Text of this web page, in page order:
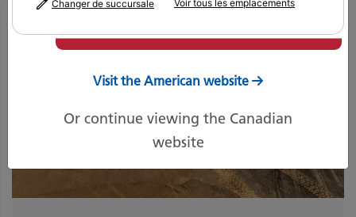
Visit the American website
Or continue viewing the Canadian
website
Changer de succursale Voir tous les emplacements